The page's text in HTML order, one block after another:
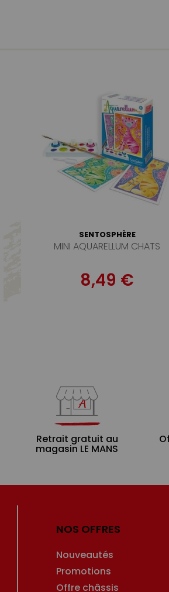
SENTOSPHÈRE
MINI AQUARELLUM CHATS
8,49 €
Retrait gratuit au
magasin LE MANS
NOS OFFRES
Nouveautés
Promotions
Offre châssis